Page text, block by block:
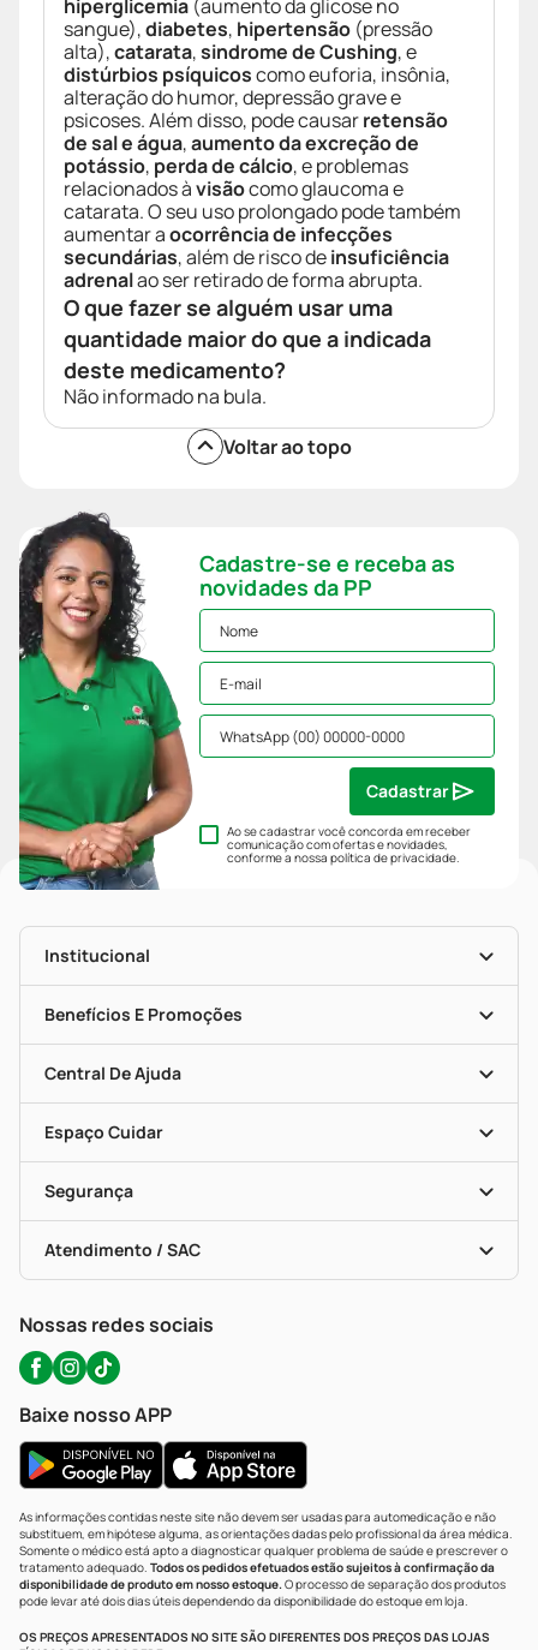
hiperglicemia (aumento da glicose no
sangue),diabetes, hipertensão (pressão
alta),catarata,sindrome de Cushing, e
distúrbios psíquicoscomo euforia, insônia,
alteração do humor, depressão grave e
psicoses. Além disso, pode causarretensão
de sal e água,aumento da excreção de
potássio, perda de cálcio, e problemas
relacionados àvisãocomo glaucoma e
catarata. O seu uso prolongado pode também
aumentar aocorrência de infecções
secundárias, além de risco deinsuficiência
adrenalao ser retirado de forma abrupta.
O que fazer se alguém usar uma
quantidade maior do que a indicada
deste medicamento?
Não informado na bula.
Voltar ao topo
Cadastre-se e receba as
novidades da PP
Ao se cadastrar você concorda em receber
comunicação com ofertas e novidades,
conforme a nossapolítica de privacidade.
Cadastrar
Institucional
Nossas Lojas
Mapa De Categorias
Blog Da PP
Seja Uma Loja Parceira
Benefícios E Promoções
Convênios
Programa Popular Do Brasil
Encarte De Ofertas
Dermaclub
Descontos De Laboratório (PBM)
Cupons E Ofertas
Central De Ajuda
Recompra Programada
Compras Com Receita
Alomed (tele-Entrega)
Formas De Pagamento
Troca E Devolução
Bulas De A A Z
Políticas De Marketplace
Espaço Cuidar
Serviços Farmacêuticos
Testes Rápidos
Autoteste Covid-19
Segurança
Portal Da Privacidade
Atendimento / SAC
Nossas redes sociais
Baixe nosso APP
As informações contidas neste site não devem ser usadas para automedicação e não
substituem, em hipótese alguma, as orientações dadas pelo profissional da área médica.
Somente o médico está apto a diagnosticar qualquer problema de saúde e prescrever o
tratamento adequado. Todos os pedidos efetuados estão sujeitos à confirmação da
disponibilidade de produto em nosso estoque.O processo de separação dos produtos
pode levar até dois dias úteis dependendo da disponibilidade do estoque em loja.
OS PREÇOS APRESENTADOS NO SITE SÃO DIFERENTES DOS PREÇOS DAS LOJAS